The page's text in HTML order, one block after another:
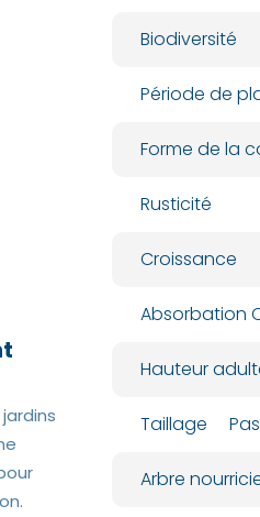
Biodiversité
Période de
Forme de la
Rusticité
Croissance
Absorbation
Hauteur
Taillage
Arbre